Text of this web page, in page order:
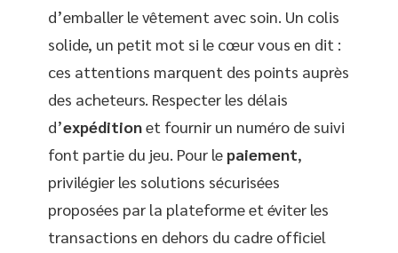
d’emballer le vêtement avec soin. Un colis
solide, un petit mot si le cœur vous en dit :
ces attentions marquent des points auprès
des acheteurs. Respecter les délais
d’expéditionet fournir un numéro de suivi
font partie du jeu. Pour le paiement,
privilégier les solutions sécurisées
proposées par la plateforme et éviter les
transactions en dehors du cadre officiel